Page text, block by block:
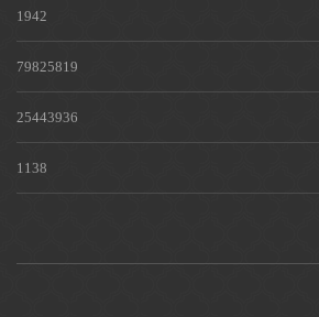
1942
79825819
25443936
1138